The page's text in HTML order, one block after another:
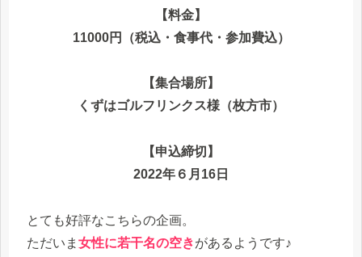
【料金】
11000円（税込・食事代・参加費込）
【集合場所】
くずはゴルフリンクス様（枚方市）
【申込締切】
2022年６月16日
とても好評なこちらの企画。
ただいま 女性に若干名の空きがあるようです♪